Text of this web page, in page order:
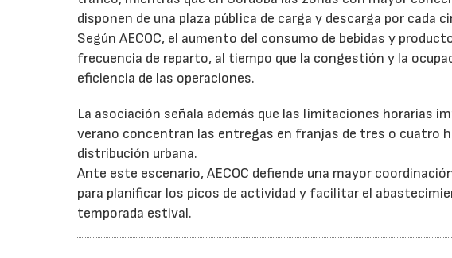
disponen de una plaza pública de carga y descarga por cada
Según AECOC, el aumento del consumo de bebidas y
frecuencia de reparto, al tiempo que la congestión y la
eficiencia de las operaciones.
La asociación señala además que las limitaciones horarias
verano concentran las entregas en franjas de tres o cuatro
distribución urbana.
Ante este escenario, AECOC defiende una mayor
para planificar los picos de actividad y facilitar el
temporada estival.